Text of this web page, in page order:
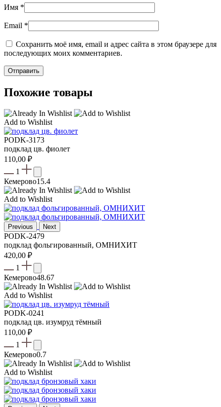
Имя *
Email *
Сохранить моё имя, email и адрес сайта в этом браузере для
последующих моих комментариев.
Похожие товары
Add to Wishlist
PODK-3173
подклад цв. фиолет
110,00 ₽
1
Кемерово15.4
Add to Wishlist
Previous Next
PODK-2479
подклад фольгированный, ОМНИХИТ
420,00 ₽
1
Кемерово48.67
Add to Wishlist
PODK-0241
подклад цв. изумруд тёмный
110,00 ₽
1
Кемерово0.7
Add to Wishlist